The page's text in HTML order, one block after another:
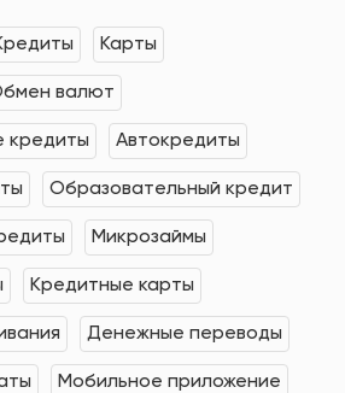
Карты
валют
кредиты Автокредиты
Образовательный кредит
Микрозаймы
Кредитные карты
Денежные переводы
Мобильное приложение